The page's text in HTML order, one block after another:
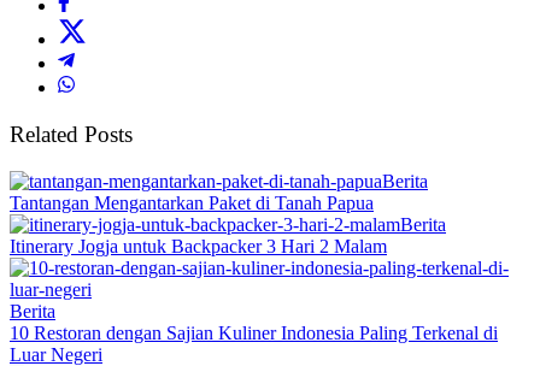
Related Posts
Berita
Tantangan Mengantarkan Paket di Tanah Papua
Berita
Itinerary Jogja untuk Backpacker 3 Hari 2 Malam
Berita
10 Restoran dengan Sajian Kuliner Indonesia Paling Terkenal di
Luar Negeri